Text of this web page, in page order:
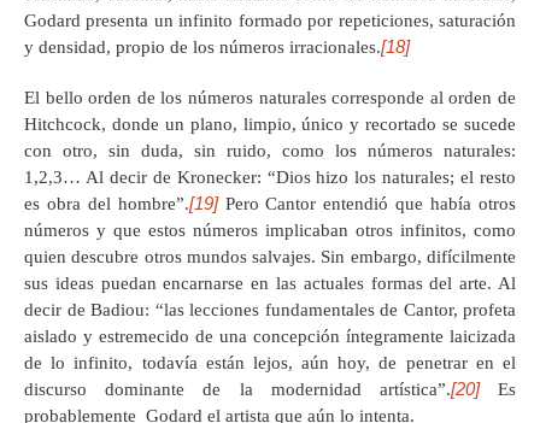
Godard presenta un infinito formado por repeticiones, saturación
y densidad, propio de los números irracionales.[18]
El bello orden de los números naturales corresponde al orden de
Hitchcock, donde un plano, limpio, único y recortado se sucede
con otro, sin duda, sin ruido, como los números naturales:
1,2,3… Al decir de Kronecker: “Dios hizo los naturales; el resto
es obra del hombre”.[19]Pero Cantor entendió que había otros
números y que estos números implicaban otros infinitos, como
quien descubre otros mundos salvajes. Sin embargo, difícilmente
sus ideas puedan encarnarse en las actuales formas del arte. Al
decir de Badiou: “las lecciones fundamentales de Cantor, profeta
aislado y estremecido de una concepción íntegramente laicizada
de lo infinito, todavía están lejos, aún hoy, de penetrar en el
discurso dominante de la modernidad artística”.[20]Es
probablemente Godard el artista que aún lo intenta.